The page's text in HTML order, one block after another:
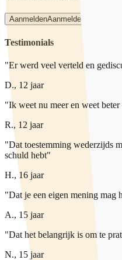
AanmeldenAanmelden
Testimonials
"Er werd veel verteld en
D., 12 jaar
"Ik weet nu meer en weet
R., 12 jaar
"Dat toestemming wederzijds
schuld hebt"
H., 16 jaar
"Dat je een eigen mening mag
A., 15 jaar
"Dat het belangrijk is om te
N., 15 jaar